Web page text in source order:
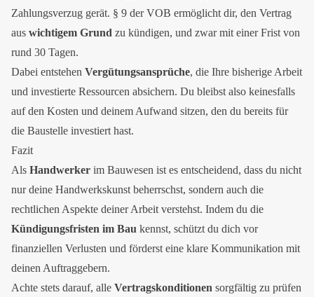
Zahlungsverzug gerät. § 9 der VOB ermöglicht dir, den Vertrag
aus wichtigem Grund zu kündigen, und zwar mit einer Frist von
rund 30 Tagen.
Dabei entstehen Vergütungsansprüche, die Ihre bisherige Arbeit
und investierte Ressourcen absichern. Du bleibst also keinesfalls
auf den Kosten und deinem Aufwand sitzen, den du bereits für
die Baustelle investiert hast.
Fazit
Als Handwerker im Bauwesen ist es entscheidend, dass du nicht
nur deine Handwerkskunst beherrschst, sondern auch die
rechtlichen Aspekte deiner Arbeit verstehst. Indem du die
Kündigungsfristen im Bau kennst, schützt du dich vor
finanziellen Verlusten und förderst eine klare Kommunikation mit
deinen Auftraggebern.
Achte stets darauf, alle Vertragskonditionen sorgfältig zu prüfen